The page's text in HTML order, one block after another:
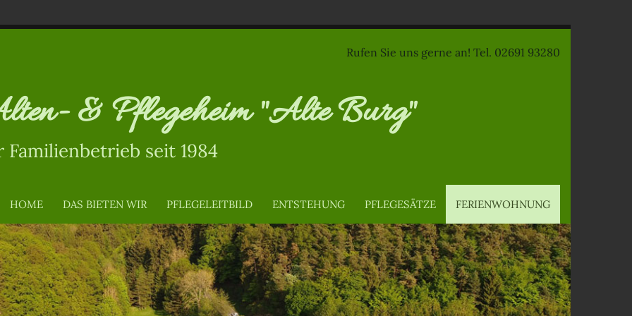
Rufen Sie uns gerne an! Tel. 02691 93280
& Pflegeheim "Alte Burg"
Familienbetrieb seit 1984
HOME DAS BIETEN WIR PFLEGELEITBILD ENTSTEHUNG PFLEGESÄTZE FERIENWOHNUNG